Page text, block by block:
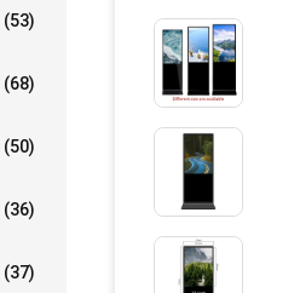
(53)
(68)
(50)
(36)
(37)